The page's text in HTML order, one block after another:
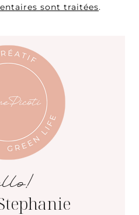
sont traitées.